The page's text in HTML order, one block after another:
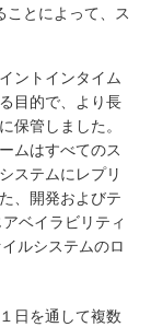
ことによって、ス
ントインタイム
目的で、より長
保管しました。
ムはすべてのス
ステムにレプリ
、開発およびテ
ベイラビリティ
ルシステムのロ
日を通して複数